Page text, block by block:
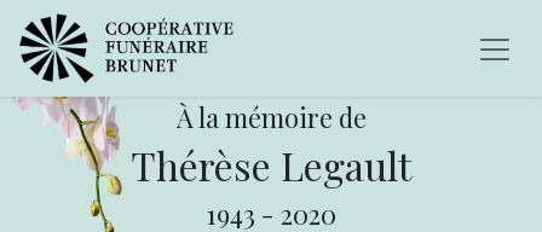
À la mémoire de
Thérèse Legault
1943 - 2020